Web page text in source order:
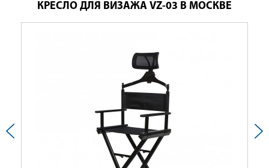
КРЕСЛО ДЛЯ ВИЗАЖА VZ-03 В МОСКВЕ